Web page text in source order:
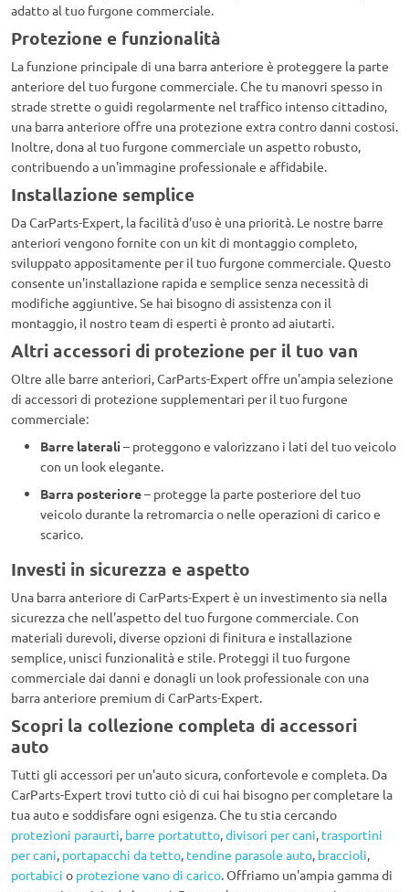
adatto al tuo furgone commerciale.
Protezione e funzionalità
La funzione principale di una barra anteriore è proteggere la parte
anteriore del tuo furgone commerciale. Che tu manovri spesso in
strade strette o guidi regolarmente nel traffico intenso cittadino,
una barra anteriore offre una protezione extra contro danni costosi.
Inoltre, dona al tuo furgone commerciale un aspetto robusto,
contribuendo a un'immagine professionale e affidabile.
Installazione semplice
Da CarParts-Expert, la facilità d'uso è una priorità. Le nostre barre
anteriori vengono fornite con un kit di montaggio completo,
sviluppato appositamente per il tuo furgone commerciale. Questo
consente un'installazione rapida e semplice senza necessità di
modifiche aggiuntive. Se hai bisogno di assistenza con il
montaggio, il nostro team di esperti è pronto ad aiutarti.
Altri accessori di protezione per il tuo van
Oltre alle barre anteriori, CarParts-Expert offre un'ampia selezione
di accessori di protezione supplementari per il tuo furgone
commerciale:
Barre laterali – proteggono e valorizzano i lati del tuo veicolo
con un look elegante.
Barra posteriore– protegge la parte posteriore del tuo
veicolo durante la retromarcia o nelle operazioni di carico e
scarico.
Investi in sicurezza e aspetto
Una barra anteriore di CarParts-Expert è un investimento sia nella
sicurezza che nell'aspetto del tuo furgone commerciale. Con
materiali durevoli, diverse opzioni di finitura e installazione
semplice, unisci funzionalità e stile. Proteggi il tuo furgone
commerciale dai danni e donagli un look professionale con una
barra anteriore premium di CarParts-Expert.
Scopri la collezione completa di accessori
auto
Tutti gli accessori per un'auto sicura, confortevole e completa. Da
CarParts-Expert trovi tutto ciò di cui hai bisogno per completare la
tua auto e soddisfare ogni esigenza. Che tu stia cercando
protezioni paraurti, barre portatutto,divisori per cani, trasportini
per cani, portapacchi da tetto, tendine parasole auto, braccioli,
portabici o protezione vano di carico. Offriamo un'ampia gamma di